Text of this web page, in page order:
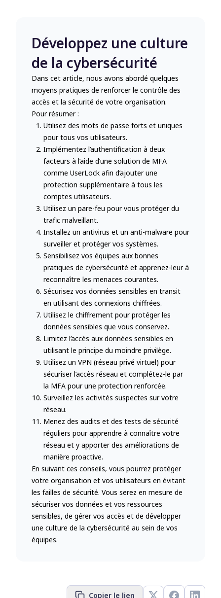
Développez une culture
de la cybersécurité
Dans cet article, nous avons abordé quelques
moyens pratiques de renforcer le contrôle des
accès et la sécurité de votre organisation.
Pour résumer :
Utilisez des mots de passe forts et uniques
pour tous vos utilisateurs.
Implémentez l’authentification à deux
facteurs à l’aide d’une solution de MFA
comme UserLock afin d’ajouter une
protection supplémentaire à tous les
comptes utilisateurs.
Utilisez un pare-feu pour vous protéger du
trafic malveillant.
Installez un antivirus et un anti-malware pour
surveiller et protéger vos systèmes.
Sensibilisez vos équipes aux bonnes
pratiques de cybersécurité et apprenez-leur à
reconnaître les menaces courantes.
Sécurisez vos données sensibles en transit
en utilisant des connexions chiffrées.
Utilisez le chiffrement pour protéger les
données sensibles que vous conservez.
Limitez l’accès aux données sensibles en
utilisant le principe du moindre privilège.
Utilisez un VPN (réseau privé virtuel) pour
sécuriser l’accès réseau et complétez-le par
la MFA pour une protection renforcée.
Surveillez les activités suspectes sur votre
réseau.
Menez des audits et des tests de sécurité
réguliers pour apprendre à connaître votre
réseau et y apporter des améliorations de
manière proactive.
En suivant ces conseils, vous pourrez protéger
votre organisation et vos utilisateurs en évitant
les failles de sécurité. Vous serez en mesure de
sécuriser vos données et vos ressources
sensibles, de gérer vos accès et de développer
une culture de la cybersécurité au sein de vos
équipes.
Copier le lien